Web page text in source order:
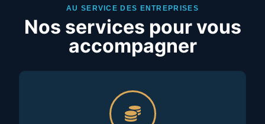
AU SERVICE DES ENTREPRISES
Nos services pour vous
accompagner